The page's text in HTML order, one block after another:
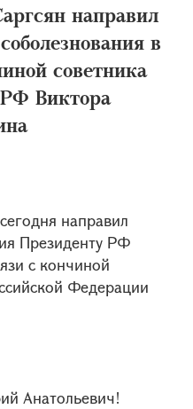
направил
в
советника
Виктора
направил
Президенту РФ
с кончиной
Федерации
Анатольевич!